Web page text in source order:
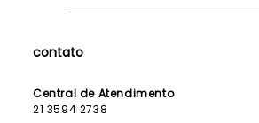
Como Funciona
Lista de Formandas
Política de Privacidade
contato
Central de Atendimento
21 3594 2738